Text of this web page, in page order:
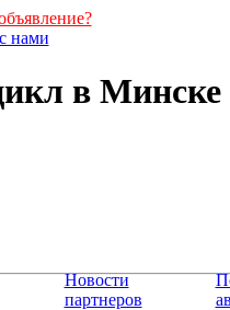
нами
в Минске
Новости
партнеров